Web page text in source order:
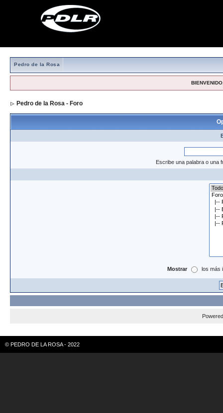
Pedro de la Rosa
Pedro de la Rosa - Foro
Escribe una palabra o una
Mostrar los más
© PEDRO DE LA ROSA - 2022